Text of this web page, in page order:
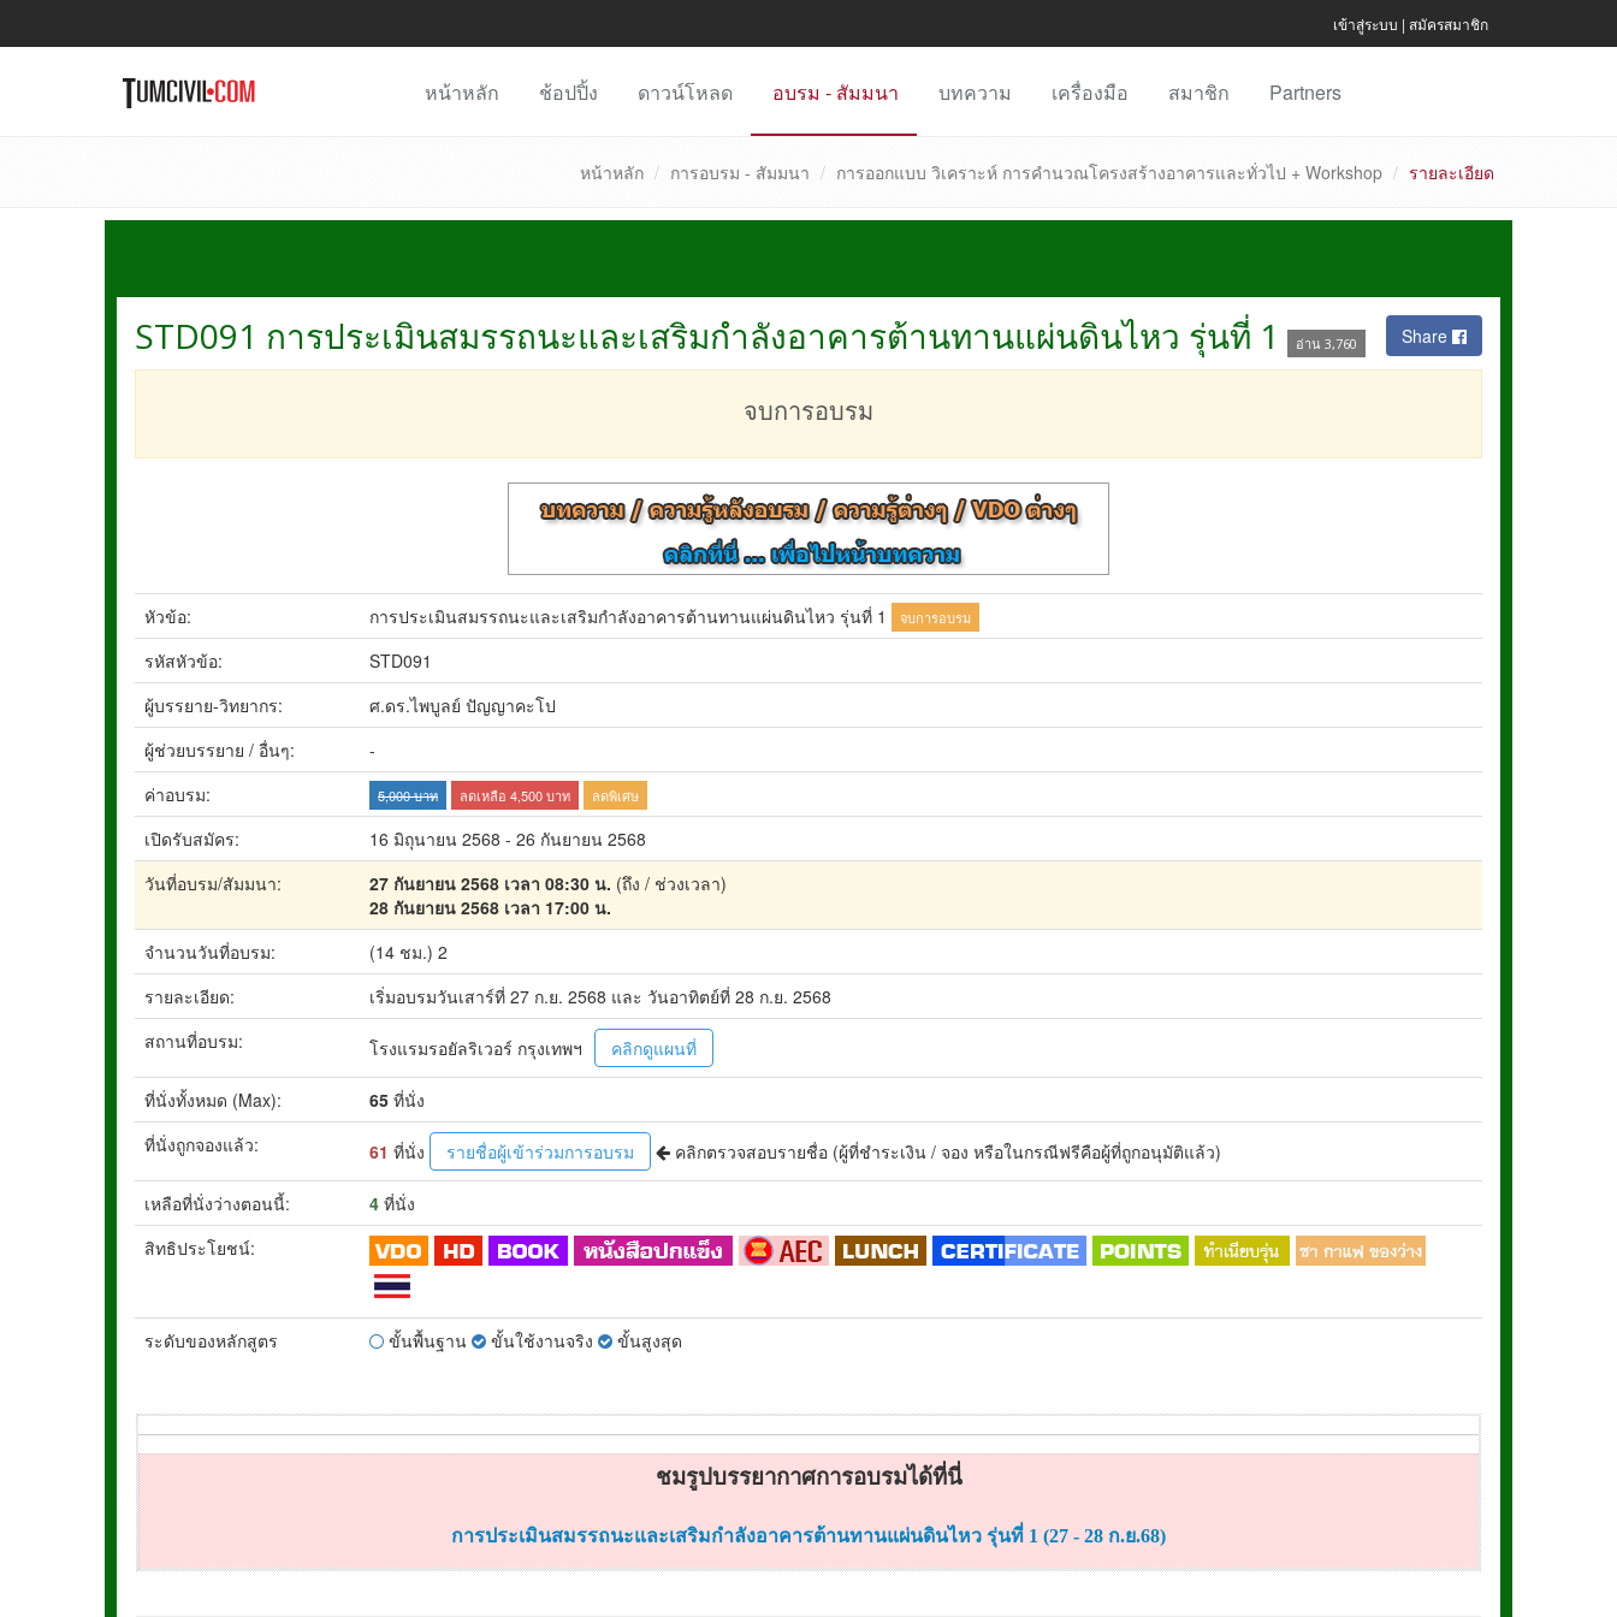
เข้าสู่ระบบ | สมัครสมาชิก
หน้าหลัก ช้อปปิ้ง ดาวน์โหลด อบรม - สัมมนา บทความ เครื่องมือ สมาชิก Partners
หน้าหลัก การอบรม - สัมมนา การออกแบบ วิเคราะห์ การคำนวณโครงสร้างอาคารและทั่วไป + Workshop รายละเอียด
Share
STD091 การประเมินสมรรถนะและเสริมกำลังอาคารต้านทานแผ่นดินไหว รุ่นที่ 1 อ่าน 3,760
จบการอบรม
หัวข้อ: การประเมินสมรรถนะและเสริมกำลังอาคารต้านทานแผ่นดินไหว รุ่นที่ 1 จบการอบรม
รหัสหัวข้อ:
STD091
ผู้บรรยาย-วิทยากร:
ศ.ดร.ไพบูลย์ ปัญญาคะโป
ผู้ช่วยบรรยาย / อื่นๆ:
-
ค่าอบรม:
5,000 บาท ลดเหลือ 4,500 บาท ลดพิเศษ
เปิดรับสมัคร:
16 มิถุนายน 2568 - 26 กันยายน 2568
วันที่อบรม/สัมมนา:
27 กันยายน 2568 เวลา 08:30 น. (ถึง / ช่วงเวลา)
28 กันยายน 2568 เวลา 17:00 น.
จำนวนวันที่อบรม:
(14 ชม.) 2
รายละเอียด:
เริ่มอบรมวันเสาร์ที่ 27 ก.ย. 2568 และ วันอาทิตย์ที่ 28 ก.ย. 2568
สถานที่อบรม:
โรงแรมรอยัลริเวอร์ กรุงเทพฯ คลิกดูแผนที่
ที่นั่งทั้งหมด (Max): 65 ที่นั่ง
ที่นั่งถูกจองแล้ว:
61 ที่นั่ง รายชื่อผู้เข้าร่วมการอบรม คลิกตรวจสอบรายชื่อ (ผู้ที่ชำระเงิน / จอง หรือในกรณีฟรีคือผู้ที่ถูกอนุมัติแล้ว)
เหลือที่นั่งว่างตอนนี้: 4 ที่นั่ง
สิทธิประโยชน์:
ระดับของหลักสูตร ขั้นพื้นฐาน ขั้นใช้งานจริง ขั้นสูงสุด
ชมรูปบรรยากาศการอบรมได้ที่นี่
การประเมินสมรรถนะและเสริมกำลังอาคารต้านทานแผ่นดินไหว รุ่นที่ 1 (27 - 28 ก.ย.68)